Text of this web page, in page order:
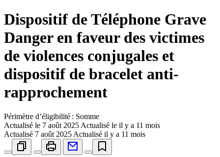
Dispositif de Téléphone Grave
Danger en faveur des victimes
de violences conjugales et
dispositif de bracelet anti-
rapprochement
Périmètre d’éligibilité : Somme
Actualisé le 7 août 2025 Actualisé le il y a 11 mois
Actualisé 7 août 2025 Actualisé il y a 11 mois